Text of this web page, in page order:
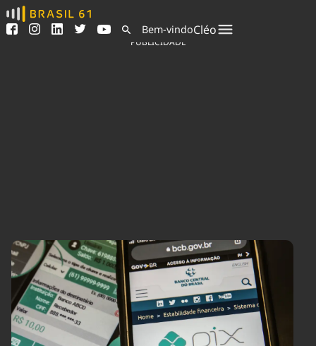
Ver todas as notícias
Podcasts
Indicadores
Agronegócios
Brasil
Brasil Mineral
Ciência &
Tecnologia
Cinema
Comportamento
Cultura
Economia
Educação
Infraestrutura
Internacional
Meio Ambiente
Podcast
Política
Saúde
Tempo
Bem-vindoCléo
PUBLICIDADE